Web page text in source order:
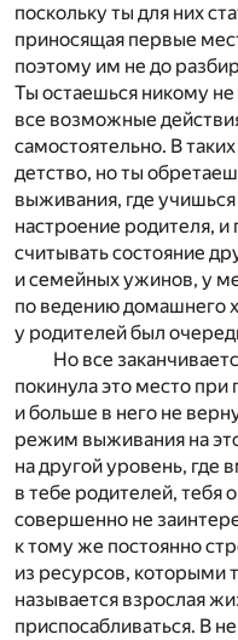
поскольку ты для них
приносящая первые
поэтому им не до
Ты остаешься никому
все возможные
самостоятельно. В
детство, но ты
выживания, где учишься
настроение родителя,
считывать состояние
и семейных ужинов, у
по ведению домашнего
у родителей был
Но все
покинула это место
и больше в него не
режим выживания на
на другой уровень, где
в тебе родителей,
совершенно не
к тому же постоянно
из ресурсов, которыми
называется взрослая
приспосабливаться. В